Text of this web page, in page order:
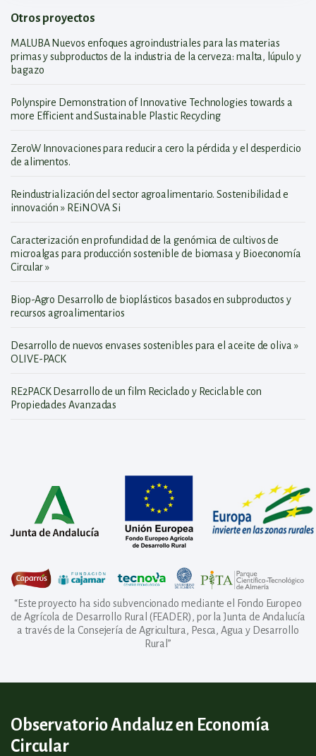
Otros proyectos
MALUBA Nuevos enfoques agroindustriales para las materias
primas y subproductos de la industria de la cerveza: malta, lúpulo y
bagazo
Polynspire Demonstration of Innovative Technologies towards a
more Efficient and Sustainable Plastic Recycling
ZeroW Innovaciones para reducir a cero la pérdida y el desperdicio
de alimentos.
Reindustrialización del sector agroalimentario. Sostenibilidad e
innovación » REiNOVA Si
Caracterización en profundidad de la genómica de cultivos de
microalgas para producción sostenible de biomasa y Bioeconomía
Circular »
Biop-Agro Desarrollo de bioplásticos basados en subproductos y
recursos agroalimentarios
Desarrollo de nuevos envases sostenibles para el aceite de oliva »
OLIVE-PACK
RE2PACK Desarrollo de un film Reciclado y Reciclable con
Propiedades Avanzadas
“Este proyecto ha sido subvencionado mediante el Fondo Europeo
de Agrícola de Desarrollo Rural (FEADER), por la Junta de Andalucía
a través de la Consejería de Agricultura, Pesca, Agua y Desarrollo
Rural”
Observatorio Andaluz en Economía
Circular